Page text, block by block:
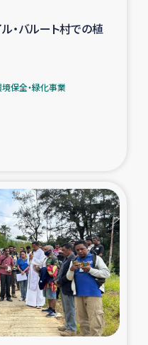
・バルート村での植
保全・緑化事業